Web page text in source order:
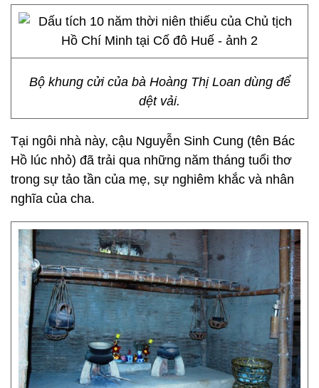
Bộ khung cửi của bà Hoàng Thị Loan dùng để
dệt vải.
Tại ngôi nhà này, cậu Nguyễn Sinh Cung (tên Bác
Hồ lúc nhỏ) đã trải qua những năm tháng tuổi thơ
trong sự tảo tần của mẹ, sự nghiêm khắc và nhân
nghĩa của cha.